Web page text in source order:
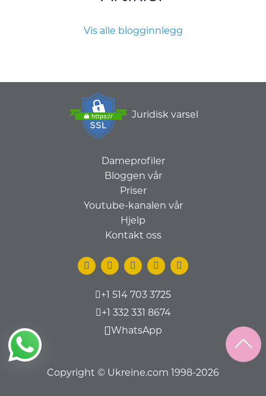
Vis alle blogginnlegg
Juridisk varsel
Dameprofiler
Bloggen vår
Priser
Youtube-kanalen vår
Hjelp
Kontakt oss
+1 514 703 3725
+1 332 331 8674
WhatsApp
Copyright © Ukreine.com 1998-2026